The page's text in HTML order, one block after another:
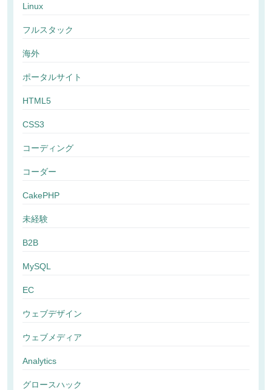
Linux
フルスタック
海外
ポータルサイト
HTML5
CSS3
コーディング
コーダー
CakePHP
未経験
B2B
MySQL
EC
ウェブデザイン
ウェブメディア
Analytics
グロースハック